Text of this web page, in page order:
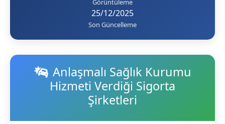
Görüntüleme
25/12/2025
Son Güncelleme
Anlaşmalı Sağlık Kurumu
Hizmeti Verdiği Sigorta
Şirketleri